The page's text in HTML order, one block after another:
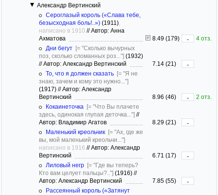
Александр Вертинский
Сероглазый король («Слава тебе,
безысходная боль!..») (1911)
написано в 1910 //Автор: Анна
Ахматова
8.49 (179) -
4 отз.
Дни бегут [= "Сколько вычурных
поз, сколько сломанных роз..."] (1932)
//Автор: Александр Вертинский 7.14 (21)
-
То, что я должен сказать [= "Я не
знаю, зачем и кому это нужно..."]
(1917) //Автор: Александр
Вертинский
8.96 (46) -
2 отз.
Кокаинеточка [= "Что Вы плачете
здесь, одинокая глупая деточка..."] //
Автор: Владимир Агатов
8.29 (21)
-
Маленький креольчик [= "Ах, где же
вы, мой маленький креольчи..."]
написано в 1916 //Автор: Александр
Вертинский
6.71 (17)
-
Лиловый негр [= "Где вы теперь?
Кто вам целует пальцы?.."] (1916) //
Автор: Александр Вертинский
7.85 (55)
-
Рассеянный король («Затянут